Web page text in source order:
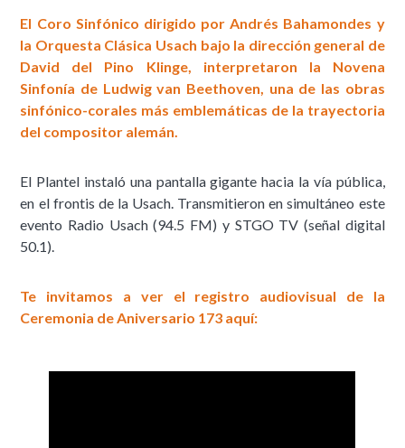
El Coro Sinfónico dirigido por Andrés Bahamondes y
la Orquesta Clásica Usach bajo la dirección general de
David del Pino Klinge, interpretaron la Novena
Sinfonía de Ludwig van Beethoven, una de las obras
sinfónico-corales más emblemáticas de la trayectoria
del compositor alemán.
El Plantel instaló una pantalla gigante hacia la vía pública,
en el frontis de la Usach. Transmitieron en simultáneo este
evento Radio Usach (94.5 FM) y STGO TV (señal digital
50.1).
Te invitamos a ver el registro audiovisual de la
Ceremonia de Aniversario 173 aquí: